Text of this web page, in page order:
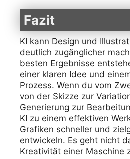
Fazit
KI kann Design und
deutlich zugänglicher
besten Ergebnisse
einer klaren Idee und
Prozess. Wenn du vom
von der Skizze zur
Generierung zur
KI zu einem effektiven
Grafiken schneller und
entwickeln. Es geht nicht
Kreativität einer Maschine